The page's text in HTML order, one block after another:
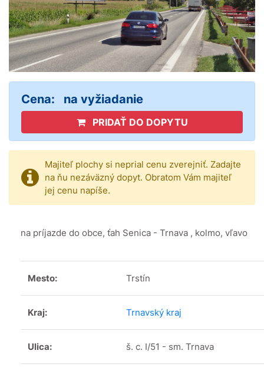
Cena: na vyžiadanie
PRIDAŤ DO DOPYTU
Majiteľ plochy si neprial cenu zverejniť. Zadajte
na ňu nezáväzný dopyt. Obratom Vám majiteľ
jej cenu napíše.
na príjazde do obce, ťah Senica - Trnava , kolmo, vľavo
Mesto: Trstín
Kraj: Trnavský kraj
Ulica: š. c. I/51 - sm. Trnava